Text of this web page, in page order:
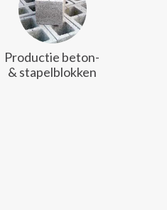
Productie beton-
& stapelblokken